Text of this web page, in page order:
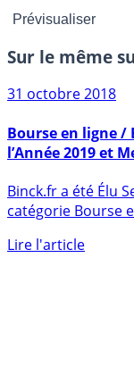
Sur le même
31 octobre 2018
Bourse en ligne
l’Année 2019 et
catégorie Bourse